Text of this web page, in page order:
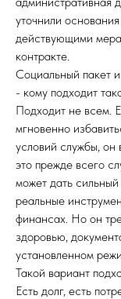
уточнили
действующими
контракте.
Социальный пакет
- кому подходит
Подходит не всем.
мгновенно
условий службы, он
это прежде всего
может дать
реальные
финансах. Но он
здоровью,
установленном
Такой вариант
Есть долг, есть